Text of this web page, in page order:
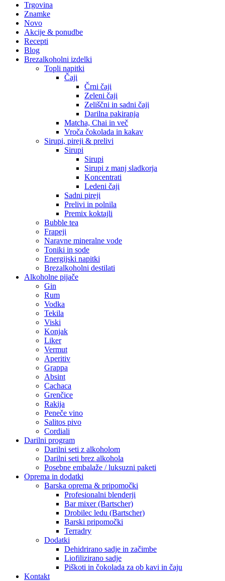
Trgovina
Znamke
Novo
Akcije & ponudbe
Recepti
Blog
Brezalkoholni izdelki
Topli napitki
Čaji
Črni čaji
Zeleni čaji
Zeliščni in sadni čaji
Darilna pakiranja
Matcha, Chai in več
Vroča čokolada in kakav
Sirupi, pireji & prelivi
Sirupi
Sirupi
Sirupi z manj sladkorja
Koncentrati
Ledeni čaji
Sadni pireji
Prelivi in polnila
Premix koktajli
Bubble tea
Frapeji
Naravne mineralne vode
Toniki in sode
Energijski napitki
Brezalkoholni destilati
Alkoholne pijače
Gin
Rum
Vodka
Tekila
Viski
Konjak
Liker
Vermut
Aperitiv
Grappa
Absint
Cachaca
Grenčice
Rakija
Peneče vino
Salitos pivo
Cordiali
Darilni program
Darilni seti z alkoholom
Darilni seti brez alkohola
Posebne embalaže / luksuzni paketi
Oprema in dodatki
Barska oprema & pripomočki
Profesionalni blenderji
Bar mixer (Bartscher)
Drobilec ledu (Bartscher)
Barski pripomočki
Terradry
Dodatki
Dehidrirano sadje in začimbe
Liofilizirano sadje
Piškoti in čokolada za ob kavi in čaju
Kontakt